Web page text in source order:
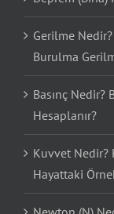
Gerilme
Burulma
Basınç Nedir?
Hesaplanır?
Kuvvet Nedir?
Hayattaki